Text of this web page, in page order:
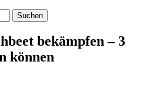
bekämpfen – 3
können